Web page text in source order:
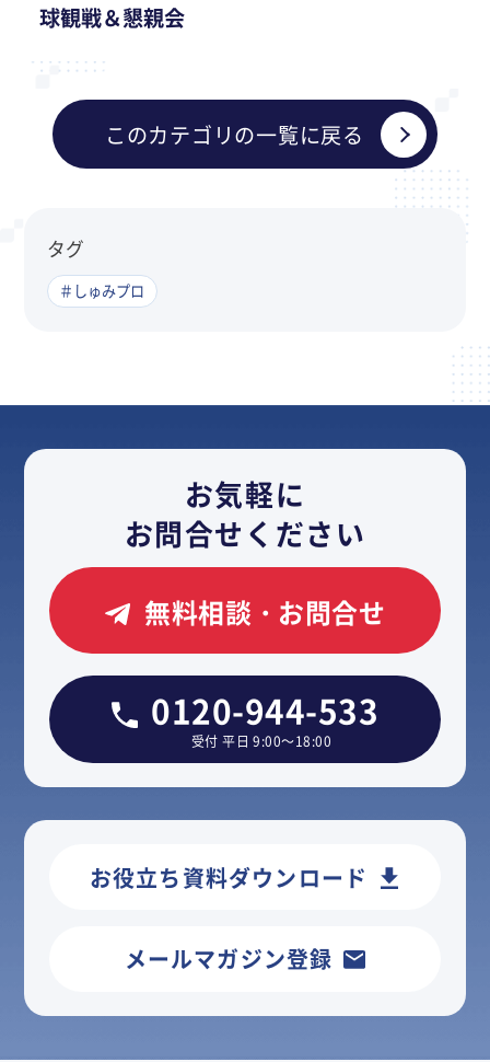
球観戦＆懇親会
このカテゴリの一覧に戻る
タグ
＃しゅみプロ
お気軽に
お問合せください
無料相談・お問合せ
0120-944-533
受付 平日 9:00～18:00
お役立ち資料ダウンロード
メールマガジン登録